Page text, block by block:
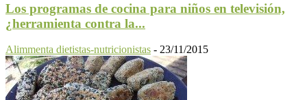
Los programas de cocina para niños en televisión,
¿herramienta contra la...
Alimmenta dietistas-nutricionistas - 23/11/2015